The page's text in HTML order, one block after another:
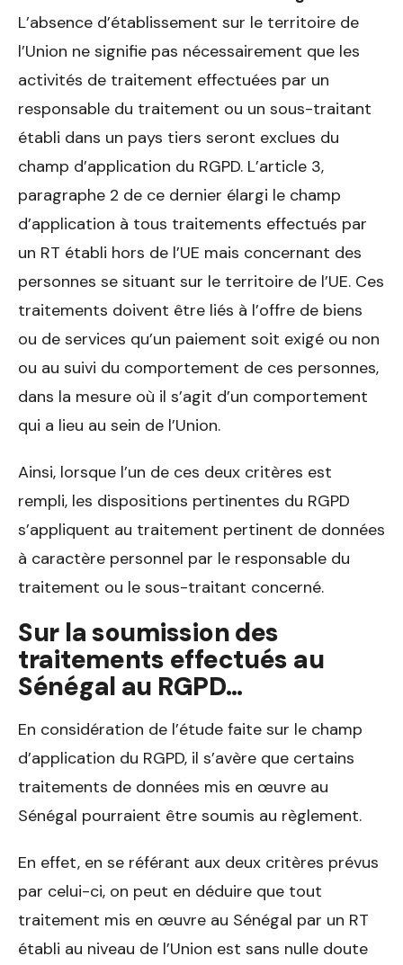
L’absence d’établissement sur le territoire de
l’Union ne signifie pas nécessairement que les
activités de traitement effectuées par un
responsable du traitement ou un sous-traitant
établi dans un pays tiers seront exclues du
champ d’application du RGPD. L’article 3,
paragraphe 2 de ce dernier élargi le champ
d’application à tous traitements effectués par
un RT établi hors de l’UE mais concernant des
personnes se situant sur le territoire de l’UE. Ces
traitements doivent être liés à l’offre de biens
ou de services qu’un paiement soit exigé ou non
ou au suivi du comportement de ces personnes,
dans la mesure où il s’agit d’un comportement
qui a lieu au sein de l’Union.
Ainsi, lorsque l’un de ces deux critères est
rempli, les dispositions pertinentes du RGPD
s’appliquent au traitement pertinent de données
à caractère personnel par le responsable du
traitement ou le sous-traitant concerné.
Sur la soumission des
traitements effectués au
Sénégal au RGPD…
En considération de l’étude faite sur le champ
d’application du RGPD, il s’avère que certains
traitements de données mis en œuvre au
Sénégal pourraient être soumis au règlement.
En effet, en se référant aux deux critères prévus
par celui-ci, on peut en déduire que tout
traitement mis en œuvre au Sénégal par un RT
établi au niveau de l’Union est sans nulle doute